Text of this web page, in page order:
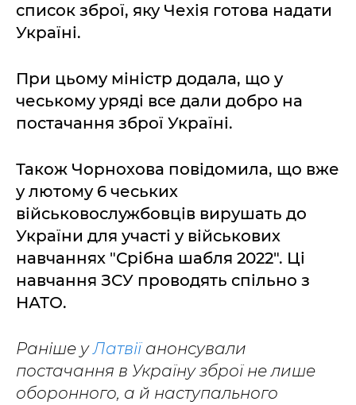
список зброї, яку Чехія готова надати
Україні.
При цьому міністр додала, що у
чеському уряді все дали добро на
постачання зброї Україні.
Також Чорнохова повідомила, що вже
у лютому 6 чеських
військовослужбовців вирушать до
України для участі у військових
навчаннях "Срібна шабля 2022". Ці
навчання ЗСУ проводять спільно з
НАТО.
Раніше уЛатвіїанонсували
постачання в Україну зброї не лише
оборонного, а й наступального